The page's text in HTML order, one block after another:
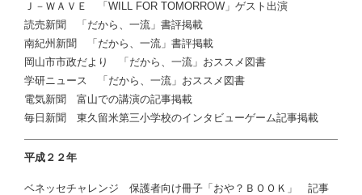
Ｊ－ＷＡＶＥ 「WILL FOR TOMORROW」ゲスト出演
読売新聞 「だから、一流」書評掲載
南紀州新聞 「だから、一流」書評掲載
岡山市市政だより 「だから、一流」おススメ図書
学研ニュース 「だから、一流」おススメ図書
電気新聞 富山での講演の記事掲載
毎日新聞 東久留米第三小学校のインタビューゲーム記事掲載
平成２２年
ベネッセチャレンジ 保護者向け冊子「おや？ＢＯＯＫ」 記事